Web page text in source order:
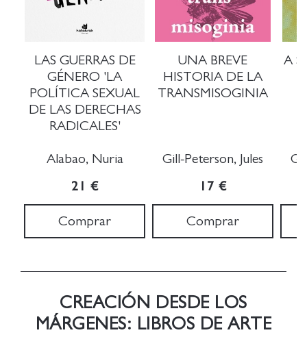
LAS GUERRAS DE
GÉNERO 'LA
POLÍTICA SEXUAL
DE LAS DERECHAS
RADICALES'
Alabao, Nuria
21 €
Comprar
UNA BREVE
HISTORIA DE LA
TRANSMISOGINIA
Gill-Peterson, Jules
17 €
Comprar
A
CREACIÓN DESDE LOS
MÁRGENES: LIBROS DE ARTE